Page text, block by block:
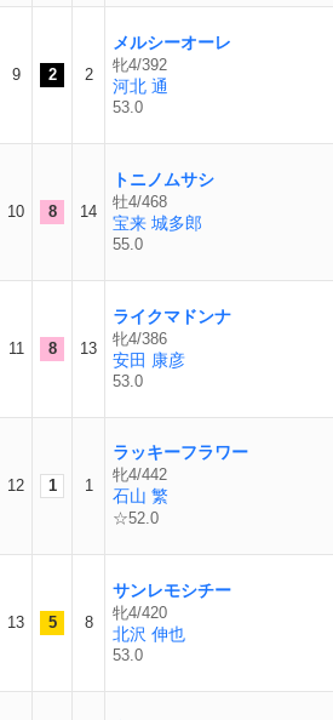
9 2 2
メルシーオーレ
牝4/392
河北 通
53.0
10 8 14
トニノムサシ
牡4/468
宝来 城多郎
55.0
11 8 13
ライクマドンナ
牝4/386
安田 康彦
53.0
12 1 1
ラッキーフラワー
牝4/442
石山 繁
☆52.0
13 5 8
サンレモシチー
牝4/420
北沢 伸也
53.0